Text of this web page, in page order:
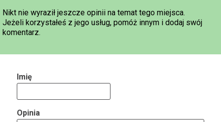
Nikt nie wyraził jeszcze opinii na temat tego miejsca.
Jeżeli korzystałeś z jego usług, pomóż innym i dodaj swój
komentarz.
Imię
Opinia